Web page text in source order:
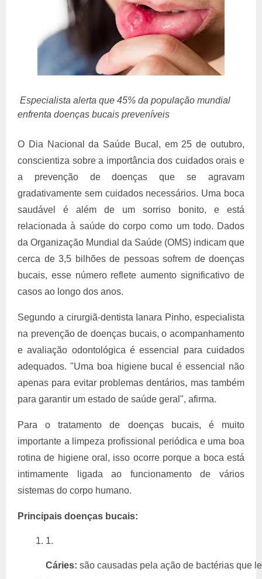
Especialista alerta que 45% da população mundial
enfrenta doenças bucais preveníveis
O Dia Nacional da Saúde Bucal, em 25 de outubro,
conscientiza sobre a importância dos cuidados orais e
a prevenção de doenças que se agravam
gradativamente sem cuidados necessários. Uma boca
saudável é além de um sorriso bonito, e está
relacionada à saúde do corpo como um todo. Dados
da Organização Mundial da Saúde (OMS) indicam que
cerca de 3,5 bilhões de pessoas sofrem de doenças
bucais, esse número reflete aumento significativo de
casos ao longo dos anos.
Segundo a cirurgiã-dentista Ianara Pinho, especialista
na prevenção de doenças bucais, o acompanhamento
e avaliação odontológica é essencial para cuidados
adequados. "Uma boa higiene bucal é essencial não
apenas para evitar problemas dentários, mas também
para garantir um estado de saúde geral", afirma.
Para o tratamento de doenças bucais, é muito
importante a limpeza profissional periódica e uma boa
rotina de higiene oral, isso ocorre porque a boca está
intimamente ligada ao funcionamento de vários
sistemas do corpo humano.
Principais doenças bucais:
Cáries: são causadas pela ação de bactérias que